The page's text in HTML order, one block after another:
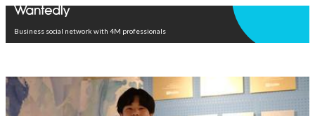
Business social network with 4M professionals